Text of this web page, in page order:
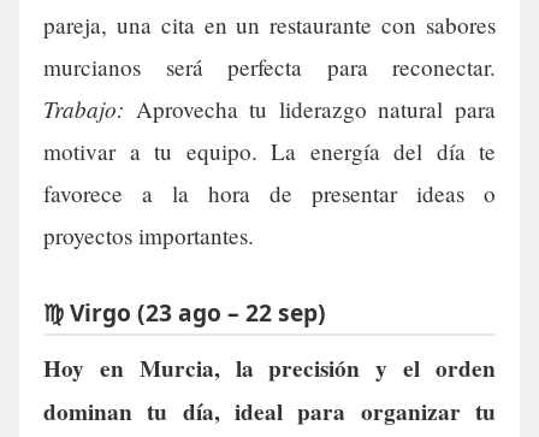
pareja, una cita en un restaurante con sabores
murcianos será perfecta para reconectar.
Trabajo: Aprovecha tu liderazgo natural para
motivar a tu equipo. La energía del día te
favorece a la hora de presentar ideas o
proyectos importantes.
♍ Virgo (23 ago – 22 sep)
Hoy en Murcia, la precisión y el orden
dominan tu día, ideal para organizar tu